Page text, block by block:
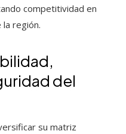
competitividad en
región.
del
su matriz